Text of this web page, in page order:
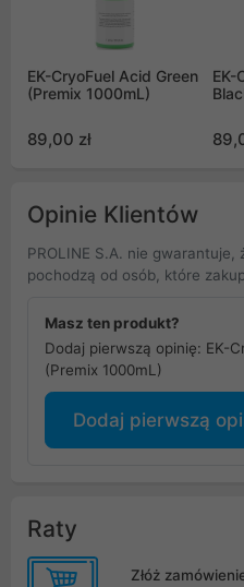
EK-CryoFuel Acid Green
(Premix 1000mL)
89,00 zł
EK-
Opinie Klientów
PROLINE S.A. nie gwarantuje,
pochodzą od osób, które
Masz ten produkt?
Dodaj pierwszą opinię: EK-
(Premix 1000mL)
Dodaj pierwszą
Raty
Złóż